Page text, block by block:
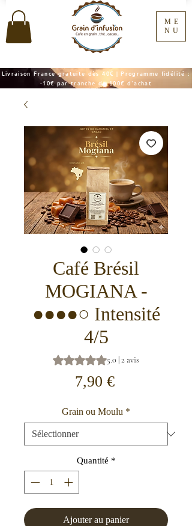
Livraison France gratuite dès 40€ | Programme fidélité :
-10€ par tranche de 100€ d'achat
ME
NU
Café Brésil
MOGIANA -
●●●●○ Intensité
4/5
La note est de 5.0 sur cinq
5.0 | 2 avis
7,90 €Prix
Grain ou Moulu *
Quantité *
Ajouter au panier